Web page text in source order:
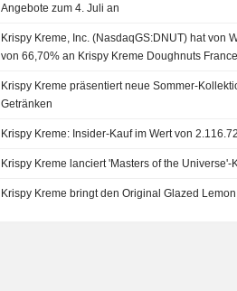
Angebote zum 4. Juli an
Krispy Kreme, Inc. (NasdaqGS:DNUT) hat von
von 66,70% an Krispy Kreme Doughnuts
Krispy Kreme präsentiert neue Sommer-
Getränken
Krispy Kreme: Insider-Kauf im Wert von
Krispy Kreme lanciert 'Masters of the
Krispy Kreme bringt den Original Glazed